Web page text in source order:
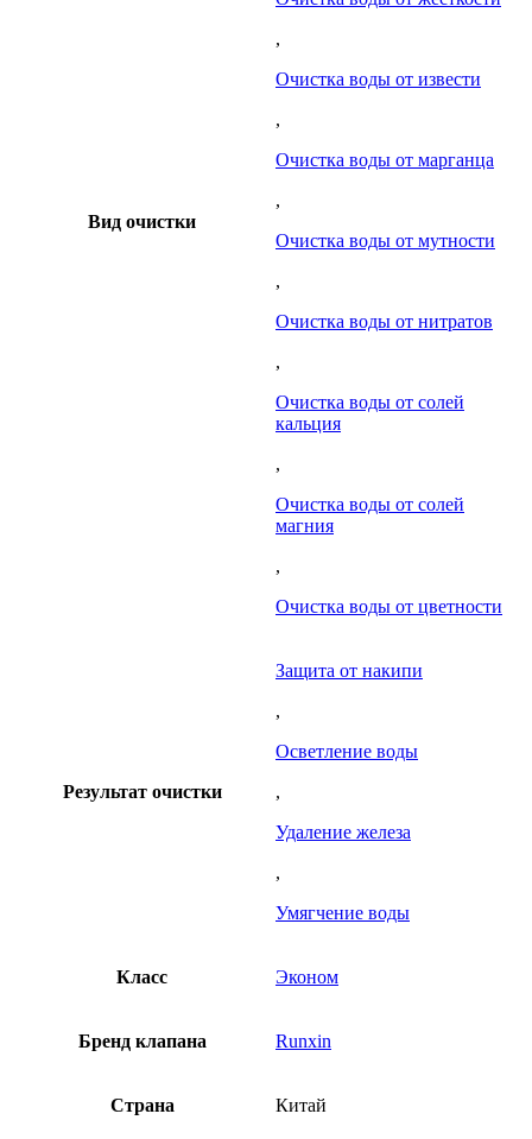
Вид очистки
,
Очистка воды от извести
,
Очистка воды от марганца
,
Очистка воды от мутности
,
Очистка воды от нитратов
,
Очистка воды от солей
кальция
,
Очистка воды от солей
магния
,
Очистка воды от цветности
Результат очистки
Защита от накипи
,
Осветление воды
,
Удаление железа
,
Умягчение воды
Класс Эконом
Бренд клапана Runxin
Страна Китай